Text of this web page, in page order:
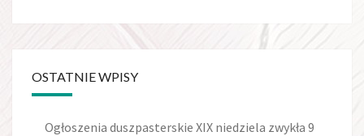
OSTATNIE WPISY
Ogłoszenia duszpasterskie XIX niedziela zwykła 9